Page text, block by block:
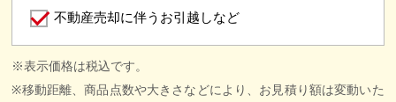
不動産売却に伴うお引越しなど
※表示価格は税込です。
※移動距離、商品点数や大きさなどにより、お見積り額は変動いた